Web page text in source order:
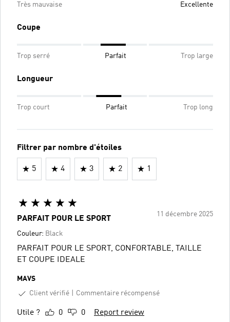
Très mauvaise Excellente
Coupe
Trop serré Parfait Trop large
Longueur
Trop court Parfait Trop long
Filtrer par nombre d'étoiles
5 4 3 2 1
11 décembre 2025
PARFAIT POUR LE SPORT
Couleur: Black
PARFAIT POUR LE SPORT, CONFORTABLE, TAILLE
ET COUPE IDEALE
MAVS
Client vérifié
Commentaire récompensé
Utile ? 0 0 Report review